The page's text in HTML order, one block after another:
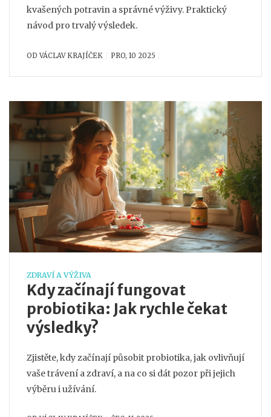
kvašených potravin a správné výživy. Praktický
návod pro trvalý výsledek.
ODVÁCLAV KRAJÍČEK PRO, 10 2025
ZDRAVÍ A VÝŽIVA
Kdy začínají fungovat
probiotika: Jak rychle čekat
výsledky?
Zjistěte, kdy začínají působit probiotika, jak ovlivňují
vaše trávení a zdraví, a na co si dát pozor při jejich
výběru i užívání.